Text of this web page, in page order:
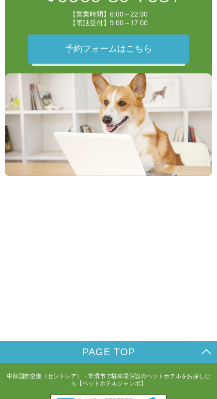
【営業時間】6:00～22:30
【電話受付】9:00～17:00
予約フォームはこちら
PAGE TOP
中部国際空港（セントレア）・常滑市で駐車場併設のペットホテルをお探しな
ら【ペットホテルジャンボ】